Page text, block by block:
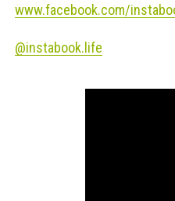
www.facebook.com/
@instabook.life